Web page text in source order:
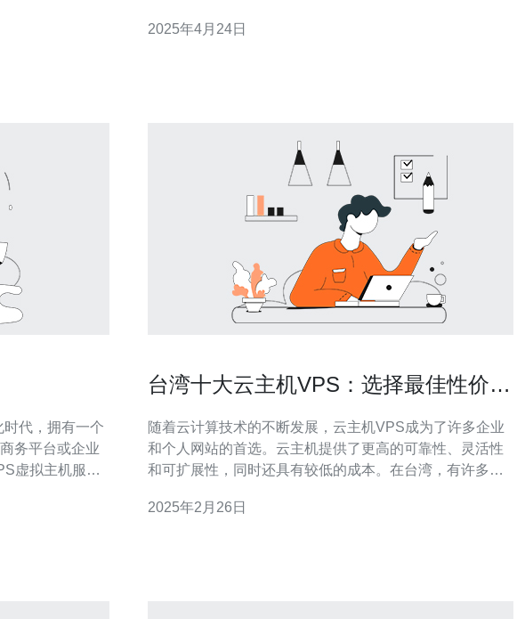
时，香港和台湾的服务器是许多人的首选。 香港和台湾作
2025年4月24日
务平台或企业
虚拟主机服务
虚拟主机服
台湾十大云主机VPS：选择最佳性价比
随着云计算技术的不断发展，云主机VPS成为了许多企业
和个人网站的首选。云主机提供了更高的可靠性、灵活性
和可扩展性，同时还具有较低的成本。在台湾，有许多云
呢？下面我们将介绍台湾十大最佳性价比的云主机VPS供
2025年2月26日